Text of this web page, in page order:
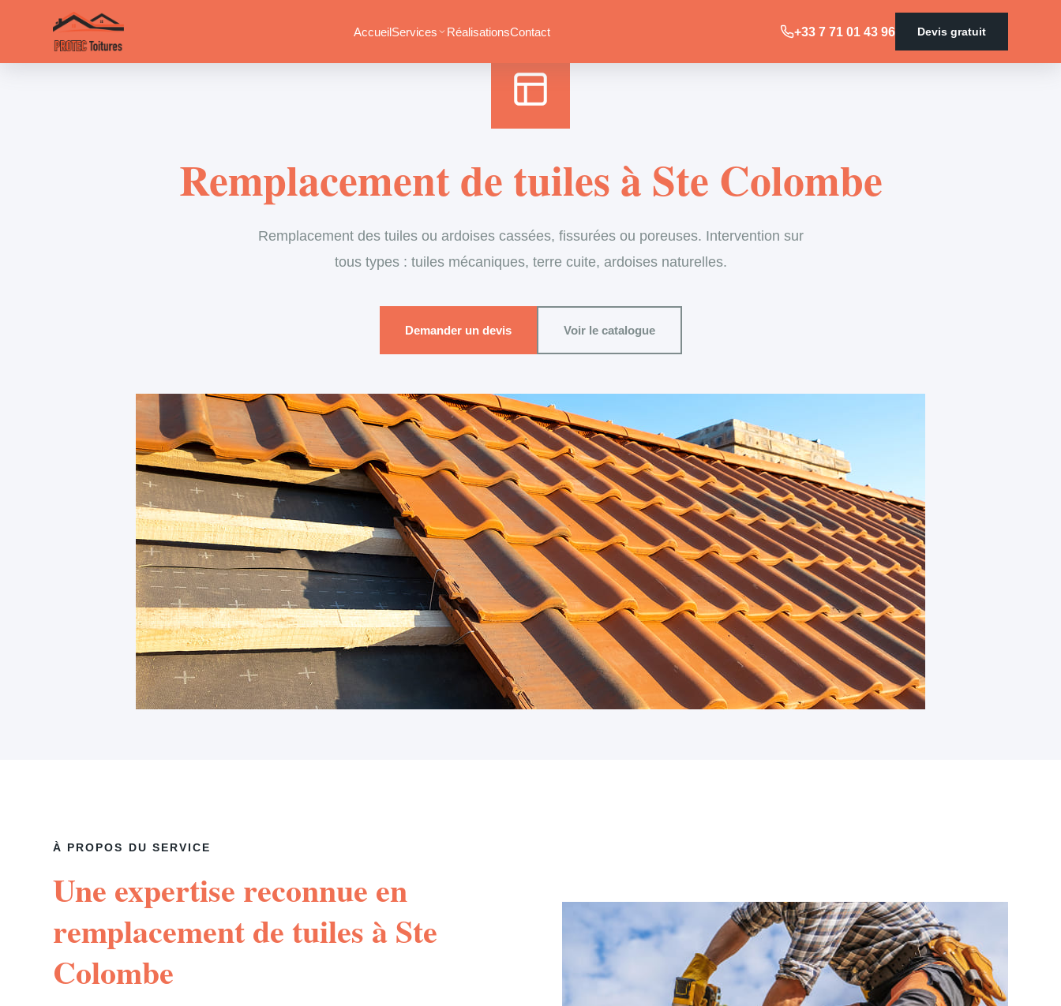
AccueilServices RéalisationsContact +33 7 71 01 43 96 Devis gratuit
Remplacement de tuiles à Ste Colombe
Remplacement des tuiles ou ardoises cassées, fissurées ou poreuses. Intervention sur
tous types : tuiles mécaniques, terre cuite, ardoises naturelles.
Demander un devis Voir le catalogue
À PROPOS DU SERVICE
Une expertise reconnue en
remplacement de tuiles à Ste
Colombe